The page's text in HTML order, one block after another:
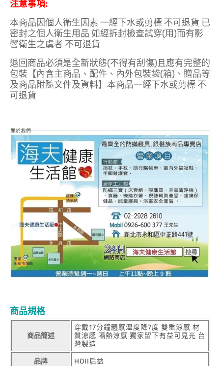
注意事項:
本商品因個人衛生因素 一經下水或剪標 不可退貨 已
密封之個人衛生用品 如經拆封檢查試穿(用)而有影
響衛生之虞者 不可退貨
退回商品必須是全新狀態(不得有刮傷)且應有完整的
包裝【內含主商品、配件、內外包裝袋(箱)、贈品等
及商品附隨文件及資料】本商品一經下水或剪標 不
可退貨
商品規格
商品簡述
穿戴17分鐘體感溫度降7度 雙重涼感 材
質涼感 隔熱涼感 獨家留下有益可見光 台
灣製造
品牌 HOII后益